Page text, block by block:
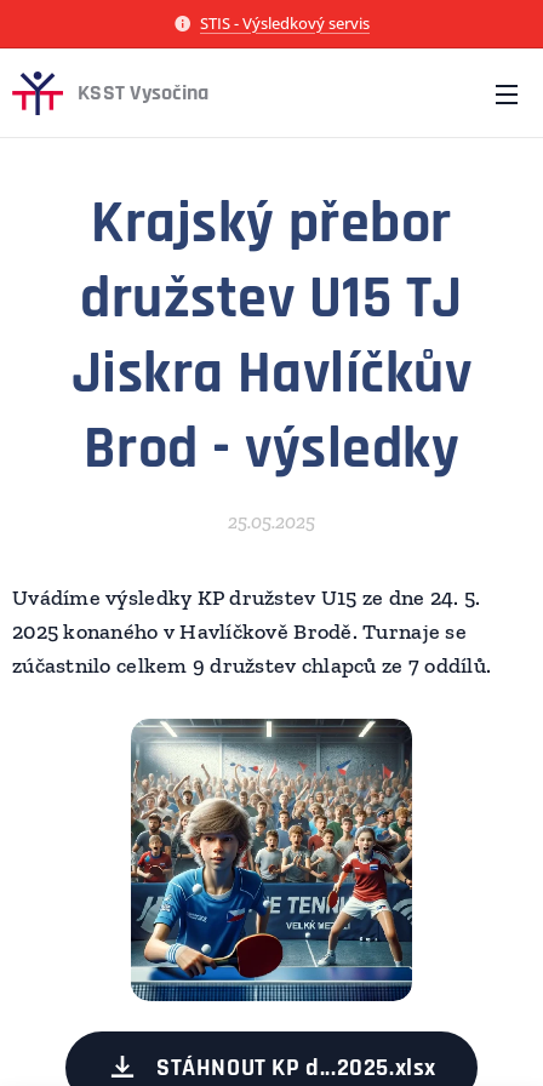
STIS - Výsledkový servis
KSST Vysočina
Krajský přebor
družstev U15 TJ
Jiskra Havlíčkův
Brod - výsledky
25.05.2025
Uvádíme výsledky KP družstev U15 ze dne 24. 5.
2025 konaného v Havlíčkově Brodě. Turnaje se
zúčastnilo celkem 9 družstev chlapců ze 7 oddílů.
STÁHNOUT KP d...2025.xlsx